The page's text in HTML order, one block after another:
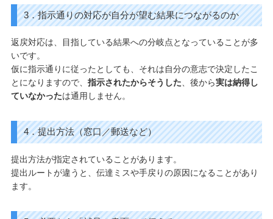
3．指示通りの対応が自分が望む結果につながるのか
返戻対応は、目指している結果への分岐点となっていることが多
いです。
仮に指示通りに従ったとしても、それは自分の意志で決定したこ
とになりますので、 指示されたからそうした 、後から実は納得し
ていなかったは通用しません。
4．提出方法（窓口／郵送など）
提出方法が指定されていることがあります。
提出ルートが違うと、伝達ミスや手戻りの原因になることがあり
ます。